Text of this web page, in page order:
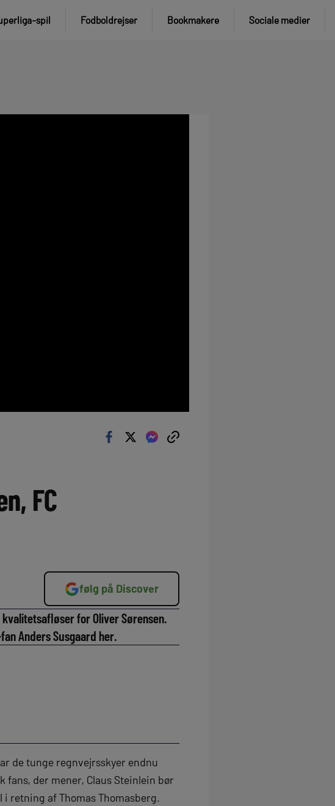
spil Fodboldrejser Bookmakere Sociale medier
FC
følg på Discover
for Oliver Sørensen.
Anders Susgaard her.
de tunge regnvejrsskyer endnu
fans, der mener, Claus Steinlein bør
retning af Thomas Thomasberg.